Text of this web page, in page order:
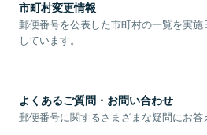
市町村変更情報
郵便番号を公表した市町村の一覧を実
しています。
よくあるご質問・お問い合わせ
郵便番号に関するさまざまな疑問にお答